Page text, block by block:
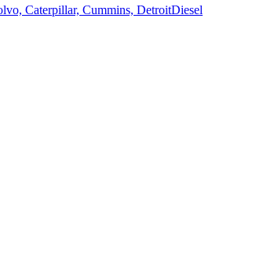
Caterpillar, Cummins, DetroitDiesel